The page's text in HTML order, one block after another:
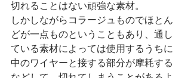
切れることはない頑強な素材。
しかしながらコラージュものでほとん
どが一点ものということもあり、通し
ている素材によっては使用するうちに
中のワイヤーと接する部分が摩耗する